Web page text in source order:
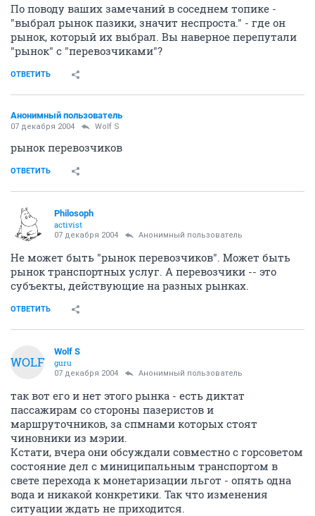
По поводу ваших замечаний в соседнем топике -
"выбрал рынок пазики, значит неспроста." - где он
рынок, который их выбрал. Вы наверное перепутали
"рынок" с "перевозчиками"?
ОТВЕТИТЬ
Анонимный пользователь
07 декабря 2004 Wolf S
рынок перевозчиков
ОТВЕТИТЬ
Philosoph
activist
07 декабря 2004 Анонимный пользователь
Не может быть "рынок перевозчиков". Может быть
рынок транспортных услуг. А перевозчики -- это
субъекты, действующие на разных рынках.
ОТВЕТИТЬ
WOLF
Wolf S
guru
07 декабря 2004 Анонимный пользователь
так вот его и нет этого рынка - есть диктат
пассажирам со стороны пазеристов и
маршруточников, за спмнами которых стоят
чиновники из мэрии.
Кстати, вчера они обсуждали совместно с горсоветом
состояние дел с миниципальным транспортом в
свете перехода к монетаризации льгот - опять одна
вода и никакой конкретики. Так что изменения
ситуации ждать не приходится.